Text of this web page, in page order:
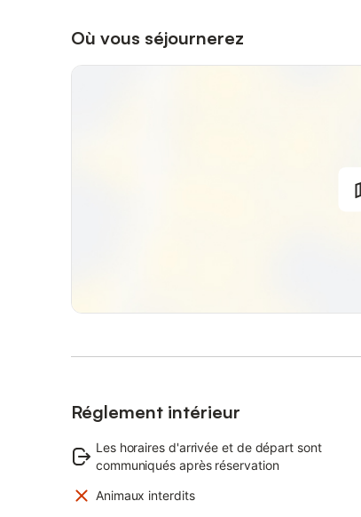
Où vous séjournerez
Réglement intérieur
Les horaires d'arrivée et de départ sont
communiqués après réservation
Animaux interdits